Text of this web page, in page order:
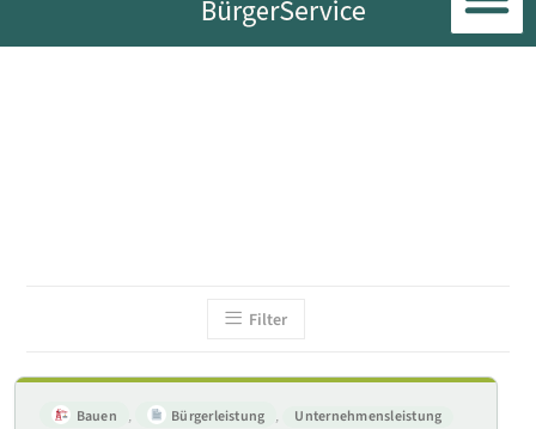
Filter
Bauen , Bürgerleistung , Unternehmensleistung